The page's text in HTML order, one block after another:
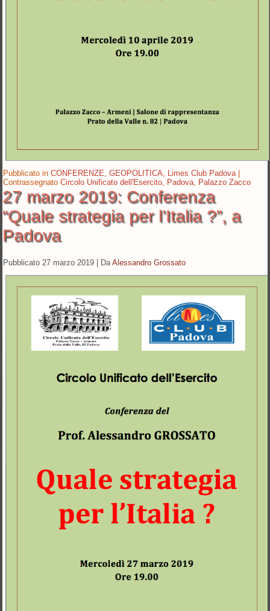
Pubblicato in CONFERENZE,GEOPOLITICA, Limes Club Padova|
Contrassegnato Circolo Unificato dell'Esercito, Padova, Palazzo Zacco
27 marzo 2019: Conferenza
“Quale strategia per l’Italia ?”, a
Padova
Pubblicato 27 marzo 2019 Da Alessandro Grossato